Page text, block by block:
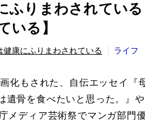
ふりまわされてい
いる】
康にふりまわされている ライフ
化もされた、自伝エッセイ『
遺骨を食べたいと思った。』
メディア芸術祭でマンガ部門